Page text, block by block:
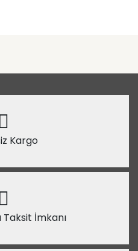
Kargo
Taksit İmkanı